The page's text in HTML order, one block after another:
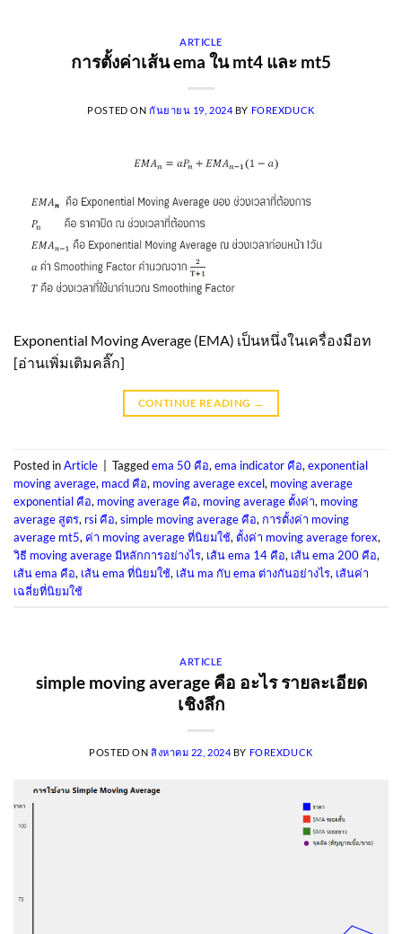
ARTICLE
การตั้งค่าเส้น ema ใน mt4 และ mt5
POSTED ON กันยายน 19, 2024 BY FOREXDUCK
Exponential Moving Average (EMA) เป็นหนึ่งในเครื่องมือท
[อ่านเพิ่มเติมคลิ๊ก]
CONTINUE READING →
Posted inArticle Taggedema 50 คือ, ema indicator คือ, exponential
moving average, macd คือ, moving average excel, moving average
exponential คือ, moving average คือ, moving average ตั้งค่า, moving
average สูตร, rsi คือ, simple moving average คือ, การตั้งค่า moving
average mt5, ค่า moving average ที่นิยมใช้, ตั้งค่า moving average forex,
วิธี moving average มีหลักการอย่างไร, เส้น ema 14 คือ, เส้น ema 200 คือ,
เส้น ema คือ, เส้น ema ที่นิยมใช้, เส้น ma กับ ema ต่างกันอย่างไร, เส้นค่า
เฉลี่ยที่นิยมใช้
ARTICLE
simple moving average คือ อะไร รายละเอียด
เชิงลึก
POSTED ON สิงหาคม 22, 2024 BY FOREXDUCK